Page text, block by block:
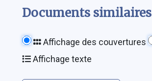
Documents similaires
Affichage des couvertures
Affichage texte